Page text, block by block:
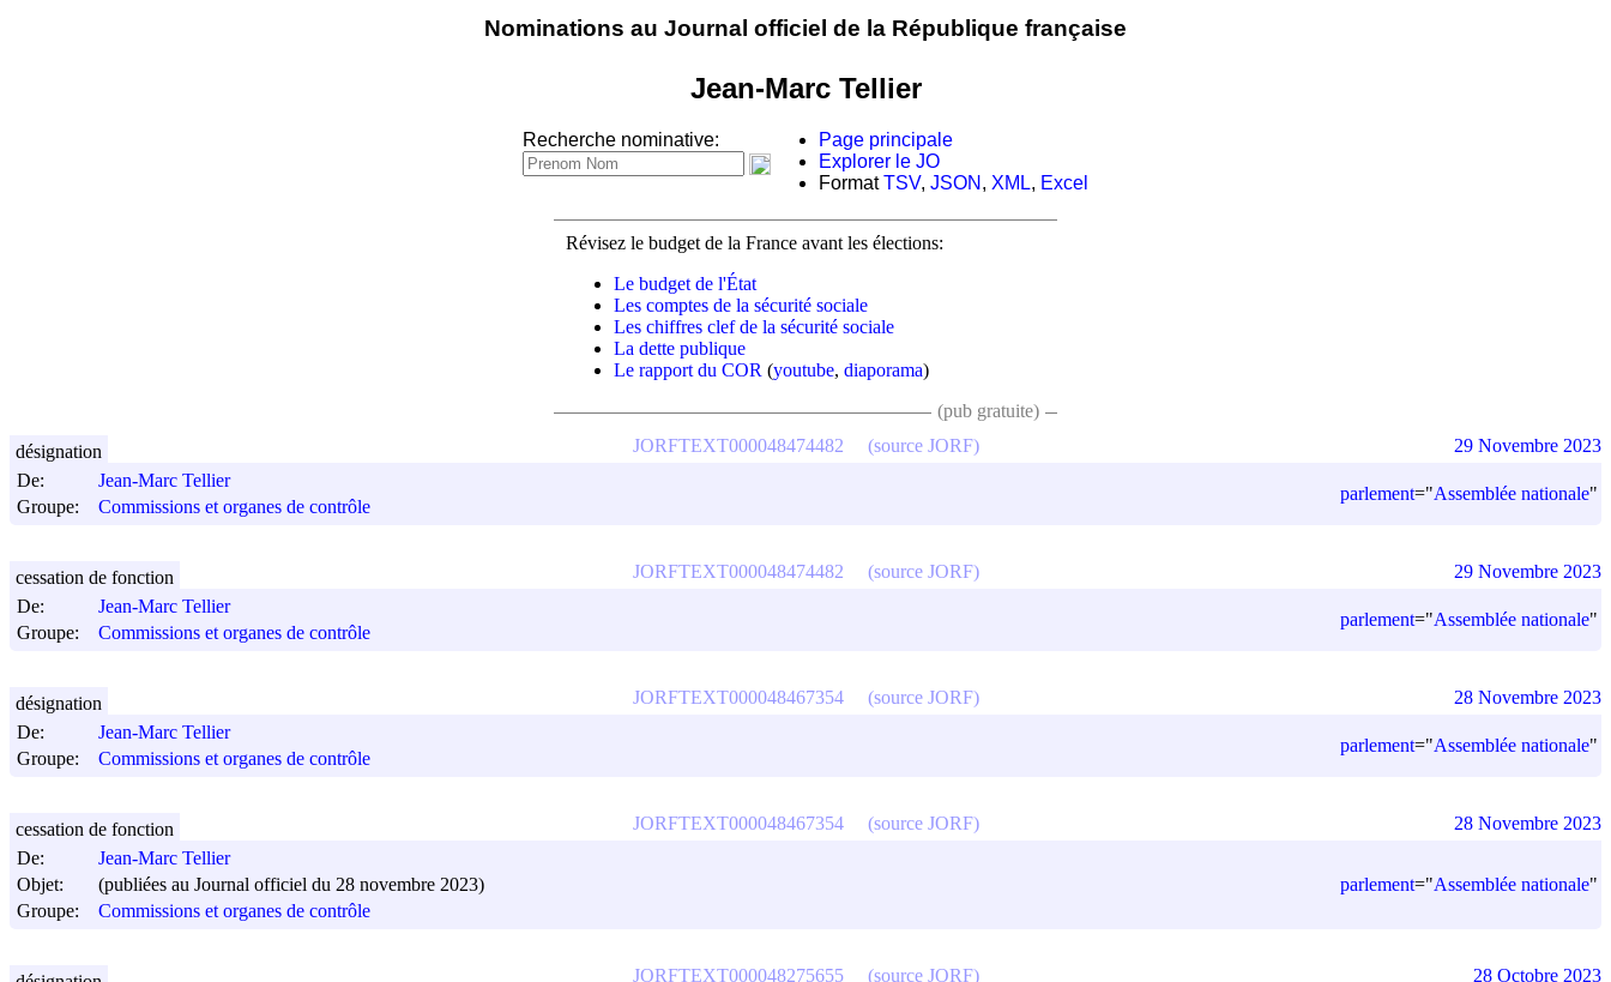
Nominations au Journal officiel de la République française
Jean-Marc Tellier
Recherche nominative:
Page principale
Explorer le JO
FormatTSV, JSON , XML, Excel
Révisez le budget de la France avant les élections:
Le budget de l'État
Les comptes de la sécurité sociale
Les chiffres clef de la sécurité sociale
La dette publique
Le rapport du COR (youtube, diaporama)
(pub gratuite)
De:
Jean-Marc Tellier
Groupe:
Commissions et organes de contrôle
parlement="Assemblée nationale"
JORFTEXT000048474482 (source JORF)
désignation 29 Novembre 2023
De:
Jean-Marc Tellier
Groupe:
Commissions et organes de contrôle
parlement="Assemblée nationale"
JORFTEXT000048474482 (source JORF)
cessation de fonction 29 Novembre 2023
De:
Jean-Marc Tellier
Groupe:
Commissions et organes de contrôle
parlement="Assemblée nationale"
JORFTEXT000048467354 (source JORF)
désignation 28 Novembre 2023
De:
Jean-Marc Tellier
Objet:
(publiées au Journal officiel du 28 novembre 2023)
Groupe:
Commissions et organes de contrôle
parlement="Assemblée nationale"
JORFTEXT000048467354 (source JORF)
cessation de fonction 28 Novembre 2023
JORFTEXT000048275655 (source JORF) 28 Octobre 2023